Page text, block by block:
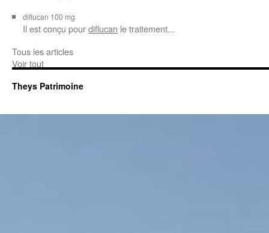
diflucan 100 mg
Il est conçu pourdiflucan le traitement...
Tous les articles
Voir tout
Theys Patrimoine